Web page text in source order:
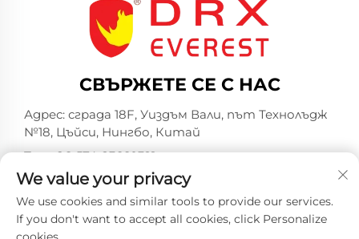
СВЪРЖЕТЕ СЕ С НАС
Адрес: сграда 18F, Уиздъм Вали, път Технолъдж
№18, Цъйси, Нингбо, Китай
Тел.:+86-574-23660321
Имейл: [email protected]
We value your privacy
We use cookies and similar tools to provide our services.
If you don't want to accept all cookies, click Personalize